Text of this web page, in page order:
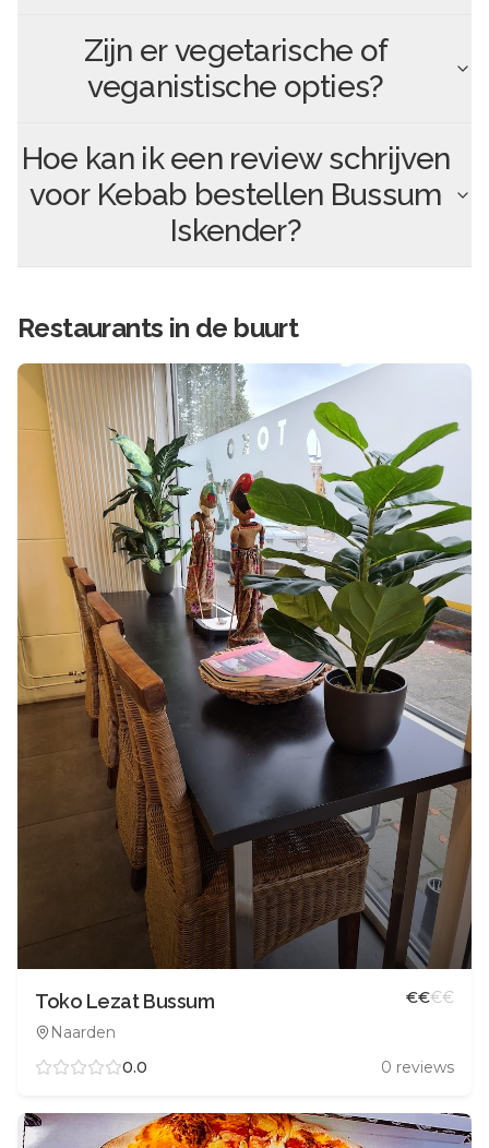
Zijn er vegetarische of
veganistische opties?
Hoe kan ik een review schrijven
voor Kebab bestellen Bussum
Iskender?
Restaurants in de buurt
Toko Lezat Bussum
Naarden
€€€€
0.0 0 reviews